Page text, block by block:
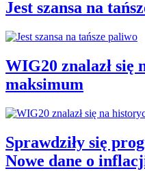
Jest szansa na
WIG20 znalazł się
maksimum
Sprawdziły się
Nowe dane o